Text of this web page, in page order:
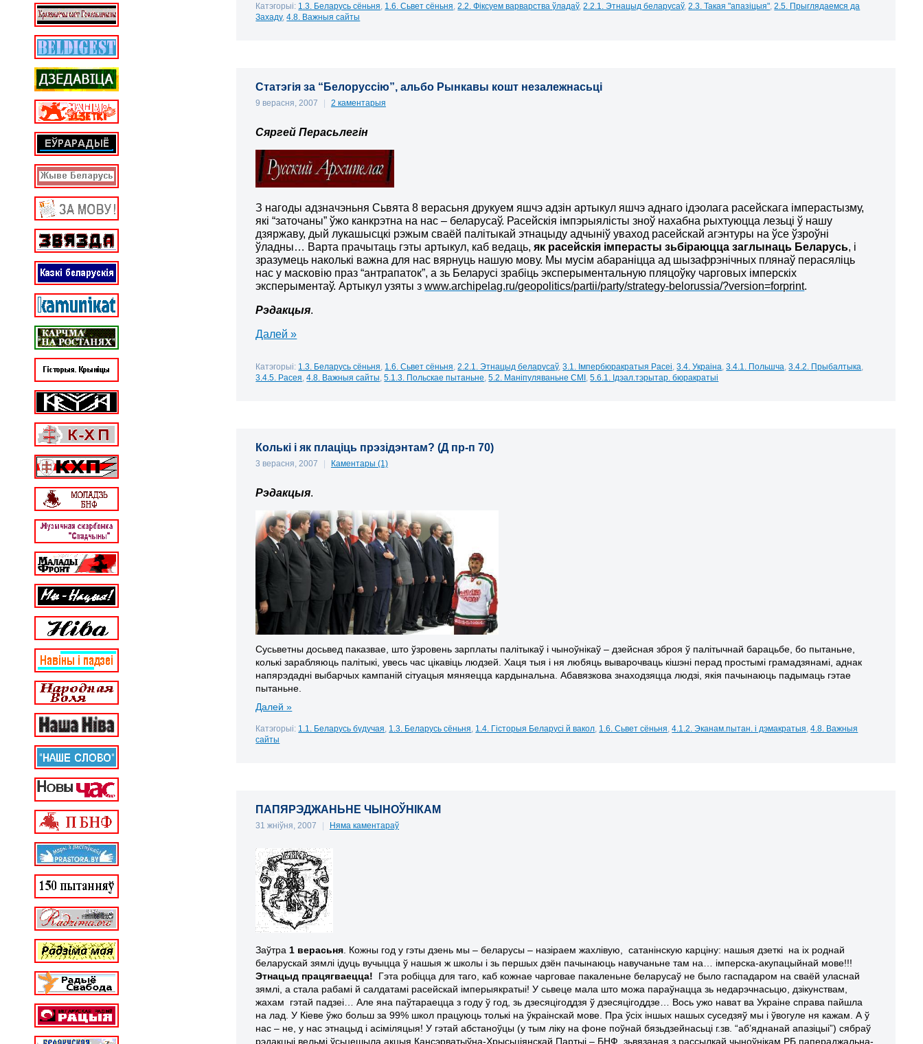
Катэгорыі: 1.3. Беларусь сёньня 1.6. Сьвет сёньня ,2.2. Фіксуем варварства ўладаў,2.2.1. Этнацыд беларусаў,2.3. Такая "апазіцыя" ,2.5. Прыглядаемся да
Захаду,4.8. Важныя сайты
Статэгія за “Белоруссію”, альбо Рынкавы кошт незалежнасьці
9 верасня, 2007 2 каментарыя
Сяргей Перасьлегін
З нагоды адзначэньня Сьвята 8 верасьня друкуем яшчэ адзін артыкул яшчэ аднаго ідэолага расейскага імперастызму,
які “заточаны” ўжо канкрэтна на нас – беларусаў. Расейскія імпэрыялісты зноў нахабна рыхтуюцца лезьці ў нашу
дзяржаву, дый лукашысцкі рэжым сваёй палітыкай этнацыду адчыніў уваход расейскай агэнтуры на ўсе ўзроўні
ўладны… Варта прачытаць гэты артыкул, каб ведаць,як расейскія імперасты зьбіраюцца заглынаць Беларусь, і
зразумець наколькі важна для нас вярнуць нашую мову. Мы мусім абараніцца ад шызафрэнічных плянаў перасяліць
нас у масковію праз “антрапаток”, а зь Беларусі зрабіць эксперыментальную пляцоўку чарговых імперскіх
эксперыментаў. Артыкул узяты зwww.archipelag.ru/geopolitics/partii/party/strategy-belorussia/?version=forprint.
Рэдакцыя.
Далей »
Катэгорыі: 1.3. Беларусь сёньня 1.6. Сьвет сёньня ,2.2.1. Этнацыд беларусаў,3.1. Імпербюракратыя Расеі ,3.4. Украіна ,3.4.1. Польшча ,3.4.2. Прыбалтыка
3.4.5. Расея ,4.8. Важныя сайты ,5.1.3. Польскае пытаньне ,5.2. Маніпуляваньне СМІ ,5.6.1. Ідэал.тэрытар. бюракратыі
Колькі і як плаціць прэзідэнтам? (Д пр-п 70)
3 верасня, 2007 | Каментары (1)
Рэдакцыя.
Сусьветны досьвед паказвае, што ўзровень зарплаты палітыкаў і чыноўнікаў – дзейсная зброя ў палітычнай барацьбе, бо пытаньне,
колькі зарабляюць палітыкі, увесь час цікавіць людзей. Хаця тыя і ня любяць выварочваць кішэні перад простымі грамадзянамі, аднак
напярэдадні выбарчых кампаній сітуацыя мяняецца кардынальна. Абавязкова знаходзяцца людзі, якія пачынаюць падымаць гэтае
пытаньне.
Далей »
Катэгорыі: 1.1. Беларусь будучая 1.3. Беларусь сёньня 1.4. Гісторыя Беларусі й вакол 1.6. Сьвет сёньня ,4.1.2. Эканам.пытан. і дэмакратыя ,4.8. Важныя
сайты
ПАПЯРЭДЖАНЬНЕ ЧЫНОЎНІКАМ
31 жніўня, 2007 | Няма каментараў
Заўтра 1 верасьня . Кожны год у гэты дзень мы – беларусы – назіраем жахлівую, сатанінскую карціну: нашыя дзеткі на іх роднай
беларускай зямлі ідуць вучыцца ў нашыя ж школы і зь першых дзён пачынаюць навучаньне там на… імперска-акупацыйнай мове!!!
Этнацыд працягваецца!
Гэта робіцца для таго, каб кожнае чарговае пакаленьне беларусаў не было гаспадаром на сваёй уласнай
зямлі, а стала рабамі й салдатамі расейскай імперыякратыі!У сьвеце мала што можа параўнацца зь недарэчнасьцю, дзікунствам,
жахам гэтай падзеі… Але яна паўтараецца з году ў год, зь дзесяцігоддзя ў дзесяцігоддзе… Вось ужо нават ва Украіне справа пайшла
на лад. У Кіеве ўжо больш за 99% школ працуюць толькі на ўкраінскай мове. Пра ўсіх іншых нашых суседзяў мы і ўвогуле ня кажам. А ў
нас – не, у нас этнацыд і асіміляцыя! У гэтай абстаноўцы (у тым ліку на фоне поўнай бязьдзейнасьці г.зв. “аб’яднанай апазіцыі”) сябраў
рэдакцыі вельмі ўсьцешыла акцыя Кансэрватыўна-Хрысьціянскай Партыі – БНФ, зьвязаная з рассылкай чыноўнікам РБ папераджальна-